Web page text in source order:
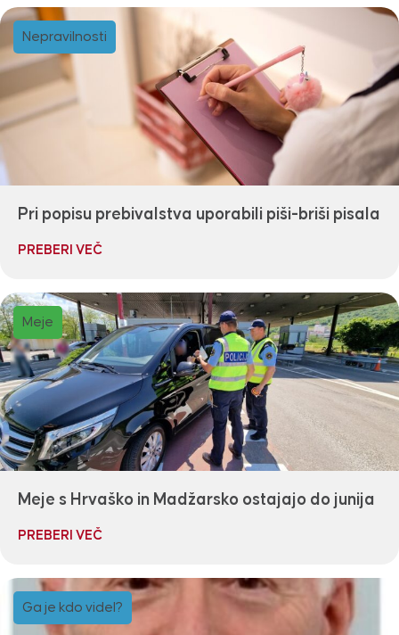
Nepravilnosti
Pri popisu prebivalstva uporabili piši-briši pisala
PREBERI VEČ
Meje
Meje s Hrvaško in Madžarsko ostajajo do junija
PREBERI VEČ
Ga je kdo videl?